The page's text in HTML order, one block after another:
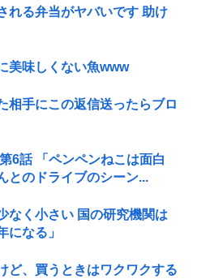
れる弁当がヤバいです 助け
美味しくない魚www
相手にこの返信送ったらブロ
6話 「ペンペンねこは面白
とのドライブのシーン...
なく小さい 国の研究機関は
になる」
ど、買うときはワクワクする